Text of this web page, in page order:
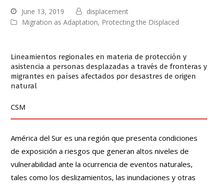
June 13, 2019
displacement
Migration as Adaptation, Protecting the Displaced
Lineamientos regionales en materia de protección y
asistencia a personas desplazadas a través de fronteras y
migrantes en países afectados por desastres de origen
natural
CSM
América del Sur es una región que presenta condiciones
de exposición a riesgos que generan altos niveles de
vulnerabilidad ante la ocurrencia de eventos naturales,
tales como los deslizamientos, las inundaciones y otras